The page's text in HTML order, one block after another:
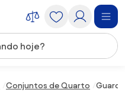
Conjuntos de Quarto